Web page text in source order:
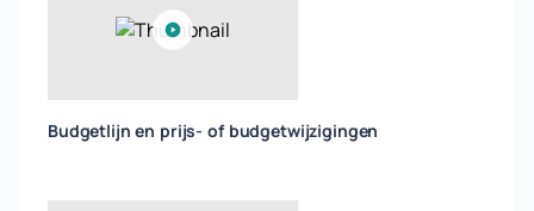
Budgetlijn en prijs- of budgetwijzigingen